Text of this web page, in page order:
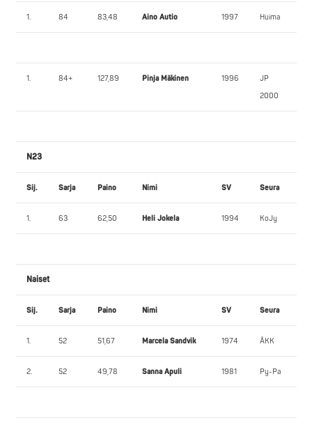
1. 84 83,48 Aino Autio 1997 Huima
1. 84+ 127,89 Pinja Mäkinen 1996
JP
2000
N23
Sij. Sarja Paino Nimi SV Seura
1. 63 62,50 Heli Jokela 1994 KoJy
Naiset
Sij. Sarja Paino Nimi SV Seura
1. 52 51,67 Marcela Sandvik 1974 ÅKK
2. 52 49,78 Sanna Apuli 1981 Py-Pa